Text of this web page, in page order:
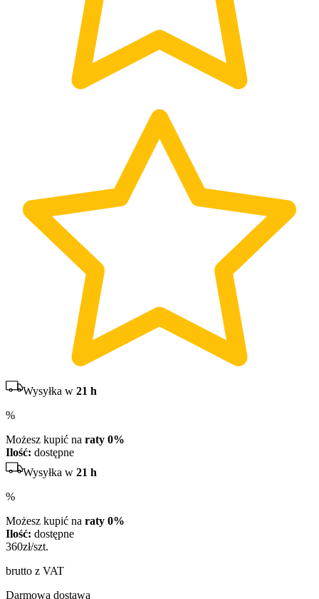
Wysyłka w 21 h
%
Możesz kupić na raty 0%
Ilość: dostępne
Wysyłka w 21 h
%
Możesz kupić na raty 0%
Ilość: dostępne
360zł/szt.
brutto z VAT
Darmowa dostawa